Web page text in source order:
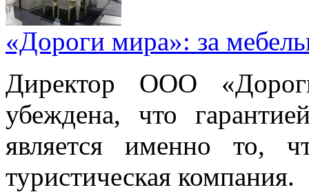
«Дороги мира»: за
Директор ООО
убеждена, что
является именно то,
туристическая компания.